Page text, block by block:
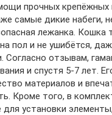
прочных крепёжных
самые дикие набеги,
лежанка. Кошка
пол и не ушибётся,
Согласно отзывам,
и спустя 5-7 лет.
материалов и
Кроме того, в
установки